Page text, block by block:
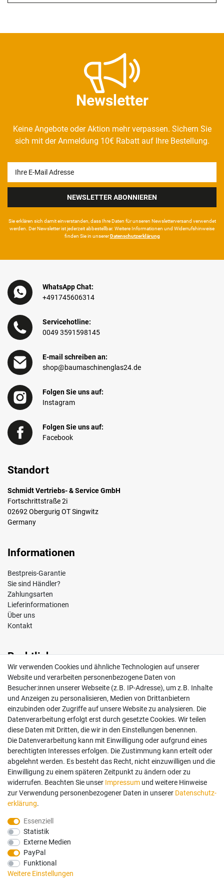
Newsletter
Keine Angebote oder Aktion mehr verpassen. Sichern Sie
sich mit der Anmeldung 10€ Rabatt auf Ihre Bestellung.
Honig
NEWSLETTER ABONNIEREN
Sie erklären sich damit ein­ver­standen, dass Ihre Da­ten für unseren News­letter­versand ver­wen­det
werden. Der News­letter ist jeder­zeit ab­bestel­lbar. Weitere Infor­mationen und Wider­rufshin­weise
finden Sie in unsererDaten­schutz­erklärung
WhatsApp Chat:
+491745606314
Servicehotline:
0049 3591598145
E-mail schreiben an:
shop@baumaschinenglas24.de
Folgen Sie uns auf:
Instagram
Folgen Sie uns auf:
Facebook
Standort
Schmidt Vertriebs- & Service GmbH
Fortschrittstraße 2i
02692 Obergurig OT Singwitz
Germany
Informationen
Bestpreis-Garantie
Sie sind Händler?
Zahlungsarten
Lieferinformationen
Über uns
Kontakt
Rechtliches
Impressum
AGB
Widerrufsrecht
Datenschutz
Vertrag widerrufen
Mein Konto
Anmelden
Registrieren
Bezahlung und Versand
Wir bieten Ihnen viele Möglichkeiten einer sicheren Bezahlung.
Wir verwenden Cookies und ähnliche Technologien auf unserer
Website und verarbeiten personenbezogene Daten von
Besucher:innen unserer Webseite (z.B. IP-Adresse), um z.B. Inhalte
und Anzeigen zu personalisieren, Medien von Drittanbietern
einzubinden oder Zugriffe auf unsere Website zu analysieren. Die
Datenverarbeitung erfolgt erst durch gesetzte Cookies. Wir teilen
diese Daten mit Dritten, die wir in den Einstellungen benennen.
Die Datenverarbeitung kann mit Einwilligung oder aufgrund eines
berechtigten Interesses erfolgen. Die Zustimmung kann erteilt oder
abgelehnt werden. Es besteht das Recht, nicht einzuwilligen und die
Einwilligung zu einem späteren Zeitpunkt zu ändern oder zu
widerrufen. Beachten Sie unser Impressum und weitere Hinweise
zur Verwendung personenbezogener Daten in unserer Daten­schutz­
erklärung.
Essenziell
Statistik
Externe Medien
PayPal
Funktional
Weitere Einstellungen